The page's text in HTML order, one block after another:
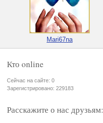
Mari67na
Кто online
Сейчас на сайте: 0
Зарегистрировано: 229183
Расскажите о нас друзьям: